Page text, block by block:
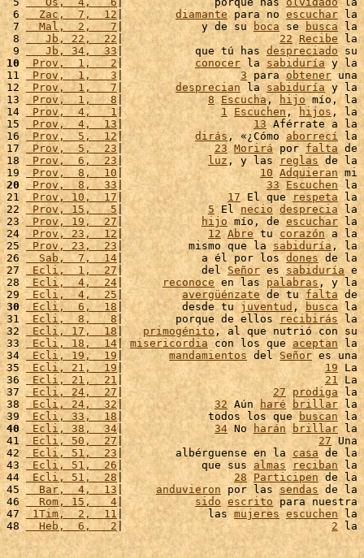
6
  Zac,  7,  12
| diamante para no escuchar la
7
  Mal,  2,   7
|            y de su boca se busca la
8
   Jb, 22,  22
| 22 Recibe la
9
   Jb, 34,  33
|           que tú has despreciado su
10
Prov,  1,   2| conocer la sabiduría y la
11 Prov,  1,   3 | 3 para obtener una
12 Prov,  1,   7 | desprecian la sabiduría y la
13
Prov,  1,   8| 8 Escucha , hijo mío, la
14 Prov,  4,   1 | 1 Escuchen, hijos, la
15 Prov,  4,  13| 13 Aférrate a la
16
Prov,  5,  12| dirás , «¿Cómo aborrecí la
17 Prov,  5,  23 | 23 Morirá por falta de
18 Prov,  6,  23 | luz , y las reglas de la
19 Prov,  8,  10 | 10 Adquieran mi
20
Prov,  8,  33 | 33 Escuchen la
21
Prov, 10,  17| 17 El que respeta la
22
Prov, 15,   5| 5 El necio desprecia la
23 Prov, 19,  27 | hijo mío, de escuchar la
24 Prov, 23,  12 | 12 Abre tu corazón a la
25
Prov, 23,  23 |          mismo que la sabiduría , la
26
  Sab,  7,  14
|            a él por los dones de la
27
Ecli,  1,  27|            del Señor es sabiduría e
28 Ecli,  4,  24 | reconoce en las palabras , y la
29 Ecli,  4,  25 | avergüénzate de tu falta de
30
Ecli,  6,  18|         desde tu juventud , busca la
31 Ecli,  8,   8 |        porque de ellos recibirás la
32
Ecli, 17,  18| primogénito, al que nutrió con su
33
Ecli, 18,  14| misericordia con los que aceptan la
34 Ecli, 19,  19 | mandamientos del Señor es una
35 Ecli, 21,  19 | 19 La
36 Ecli, 21,  21 | 21 La
37 Ecli, 24,  27 | 27 prodiga la
38
Ecli, 24,  32| 32 Aún haré brillar la
39 Ecli, 33,  18|             todos los que buscan la
40 Ecli, 38,  34 | 34 No harán brillar la
41 Ecli, 50,  27 | 27 Una
42 Ecli, 51,  23 |        albérguense en la casa de la
43 Ecli, 51,  26 |            que sus almas reciban la
44 Ecli, 51,  28| 28 Participen de la
45
  Bar,  4,  13
| anduvieron por las sendas de la
46
  Rom, 15,   4
| sido escrito para nuestra
47
1Tim,  2,  11 |             las mujeres escuchen la
48
  Heb,  6,   2
| 2 la